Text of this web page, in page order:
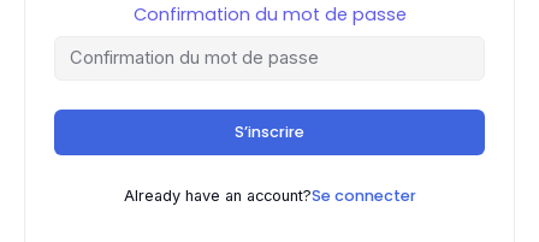
Confirmation du mot de passe
S’inscrire
Already have an account?Se connecter